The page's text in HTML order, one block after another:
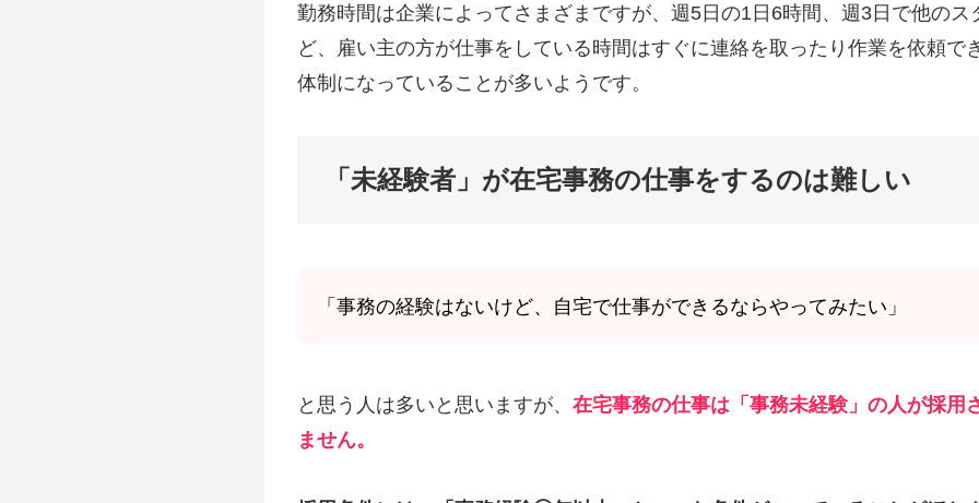
勤務時間は企業によってさまざまですが、週5日の1日6時間、週3日で他のス
ど、雇い主の方が仕事をしている時間はすぐに連絡を取ったり作業を依頼で
体制になっていることが多いようです。
「未経験者」が在宅事務の仕事をするのは難しい
「事務の経験はないけど、自宅で仕事ができるならやってみたい」
と思う人は多いと思いますが、 在宅事務の仕事は「事務未経験」の人が採用
ません。